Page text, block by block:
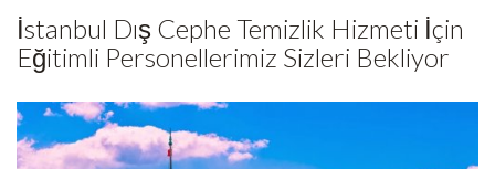
İstanbul Dış Cephe Temizlik Hizmeti İçin
Eğitimli Personellerimiz Sizleri Bekliyor